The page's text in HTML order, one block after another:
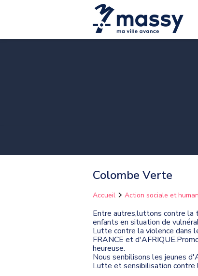
Colombe Verte
Accueil Action sociale et
Entre autres,luttons contre la
enfants en situation de
Lutte contre la violence dans
FRANCE et
heureuse.
Nous senbilisons les jeunes
Lutte et sensibilisation contre